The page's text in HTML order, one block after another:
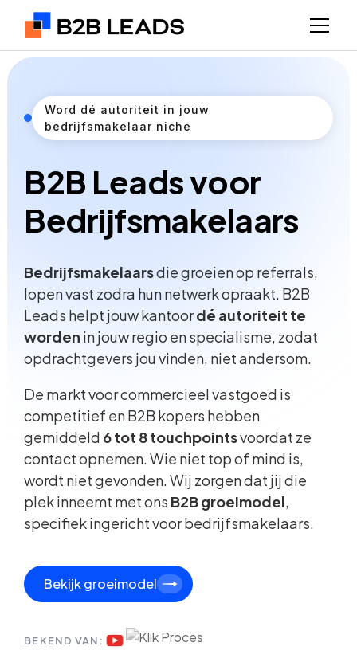
Word dé autoriteit in jouw
bedrijfsmakelaar niche
B2B Leads voor
Bedrijfsmakelaars
Bedrijfsmakelaarsdie groeien op referrals,
lopen vast zodra hun netwerk opraakt. B2B
Leads helpt jouw kantoordé autoriteit te
worden in jouw regio en specialisme, zodat
opdrachtgevers jou vinden, niet andersom.
De markt voor commercieel vastgoed is
competitief en B2B kopers hebben
gemiddeld 6 tot 8 touchpointsvoordat ze
contact opnemen. Wie niet top of mind is,
wordt niet gevonden. Wij zorgen dat jij die
plek inneemt met ons B2B groeimodel,
specifiek ingericht voor bedrijfsmakelaars.
Bekijk groeimodel
BEKEND VAN: